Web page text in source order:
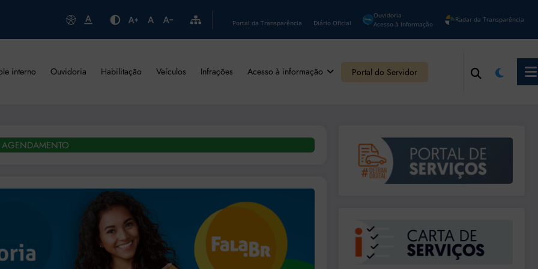
Portal da Transparência Diário Oficial
Ouvidoria
Acesso à Informação
Radar da Transparência
interno Ouvidoria Habilitação Veículos Infrações Acesso à informação Portal do Servidor
AGENDAMENTO